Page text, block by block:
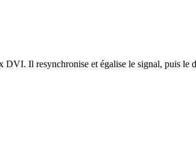
Il resynchronise et égalise le signal, puis le